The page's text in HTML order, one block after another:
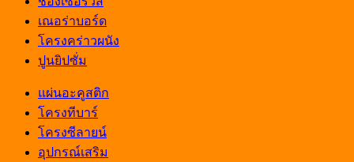
เณอร่าบอร์ด
โครงคร่าวผนัง
ปูนยิปซั่ม
แผ่นอะคูสติก
โครงทีบาร์
โครงซีลายน์
อุปกรณ์เสริม